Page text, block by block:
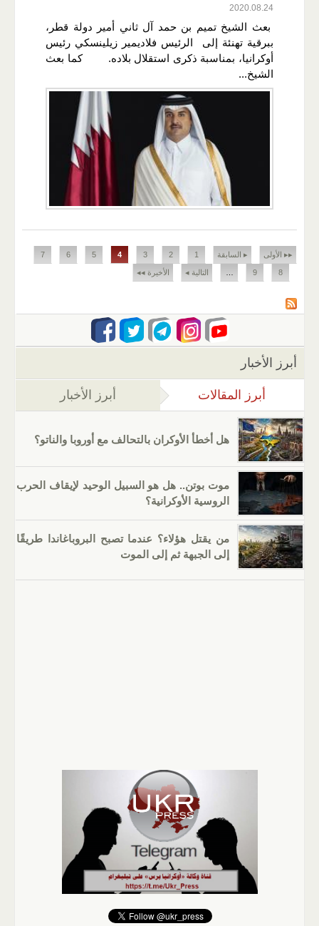
2020.08.24
بعث الشيخ تميم بن حمد آل ثاني أمير دولة قطر،
ببرقية تهنئة إلى الرئيس فلاديمير زيلينسكي رئيس
أوكرانيا، بمناسبة ذكرى استقلال بلاده. كما بعث
الشيخ...
الصفحات
▸▸ الأولى ▸ السابقة 1
2
3
4
5
6
7
8
9 التالية ◂ الأخيرة ◂◂
أبرز الأخبار
أبرز المقالات (علامة التبويب النشطة)
أبرز الأخبار
هل أخطأ الأوكران بالتحالف مع أوروبا والناتو؟
موت بوتن.. هل هو السبيل الوحيد لإيقاف الحرب
الروسية الأوكرانية؟
من يقتل هؤلاء؟ عندما تصبح البروباغاندا طريقًا
إلى الجبهة ثم إلى الموت